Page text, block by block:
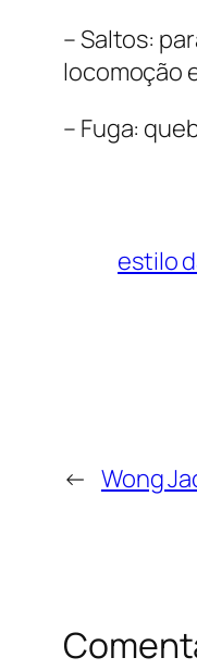
– Saltos:
locomoção
– Fuga:
estilo
← Wong